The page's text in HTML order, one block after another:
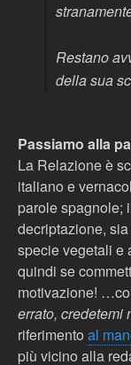
Restano
della sua
Passiamo alla
La Relazione è
italiano e
parole spagnole;
decriptazione,
specie vegetali
quindi se
motivazione!
errato, credetemi
riferimento al
più vicino alla